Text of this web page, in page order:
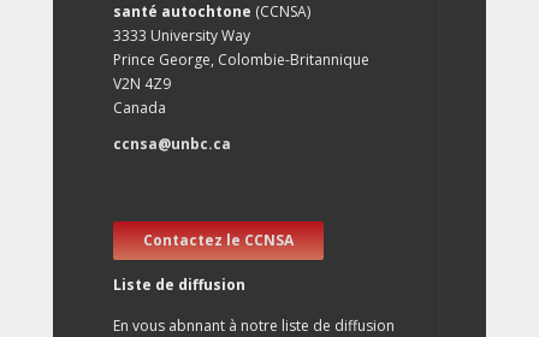
santé autochtone (CCNSA)
3333 University Way
Prince George, Colombie-Britannique
V2N 4Z9
Canada
ccnsa@unbc.ca
Contactez le CCNSA
Liste de diffusion
En vous abnnant à notre liste de diffusion